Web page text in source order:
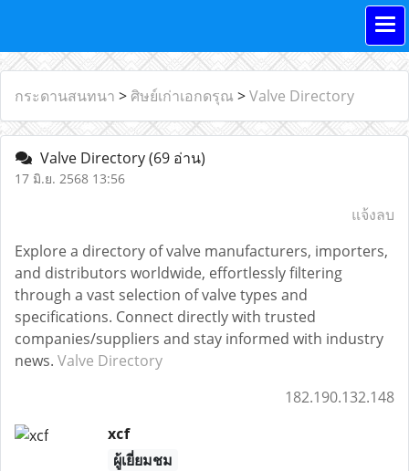
กระดานสนทนา > ศิษย์เก่าเอกดรุณ >Valve Directory
Valve Directory(69 อ่าน)
17 มิ.ย. 2568 13:56
แจ้งลบ
Explore a directory of valve manufacturers, importers,
and distributors worldwide, effortlessly filtering
through a vast selection of valve types and
specifications. Connect directly with trusted
companies/suppliers and stay informed with industry
news. Valve Directory
182.190.132.148
xcf
ผู้เยี่ยมชม